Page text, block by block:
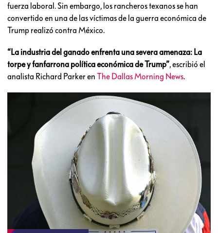
fuerza laboral. Sin embargo, los rancheros texanos se han
convertido en una de las víctimas de la guerra económica de
Trump realizó contra México.
“La industria del ganado enfrenta una severa amenaza: La
torpe y fanfarrona política económica de Trump”, escribió el
analista Richard Parker en The Dallas Morning News.